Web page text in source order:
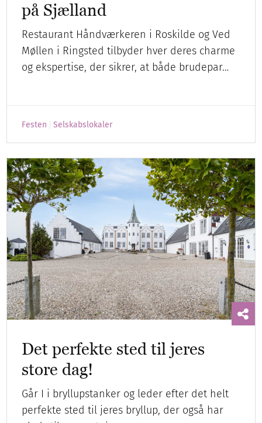
på Sjælland
Restaurant Håndværkeren i Roskilde og Ved
Møllen i Ringsted tilbyder hver deres charme
og ekspertise, der sikrer, at både brudepar…
Festen Selskabslokaler
Det perfekte sted til jeres
store dag!
Går I i bryllupstanker og leder efter det helt
perfekte sted til jeres bryllup, der også har